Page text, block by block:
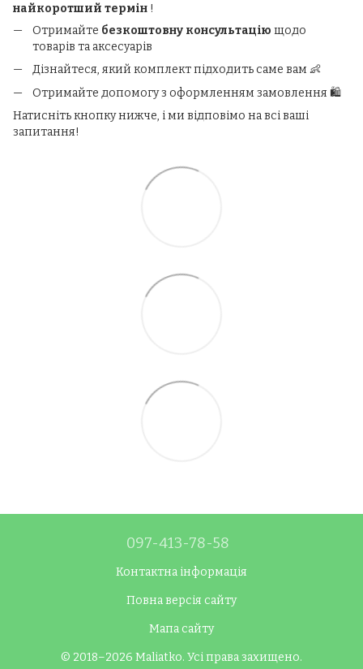
найкоротший термін !
Отримайте безкоштовну консультацію щодо
товарів та аксесуарів
Дізнайтеся, який комплект підходить саме вам 👶
Отримайте допомогу з оформленням замовлення 🛍️
Натисніть кнопку нижче, і ми відповімо на всі ваші
запитання!
097-413-78-58
Контактна інформація
Повна версія сайту
Мапа сайту
© 2018–2026 Maliatko. Усі права захищено.